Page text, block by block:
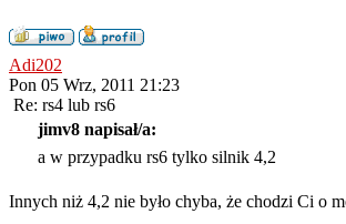
Adi202
Pon 05 Wrz, 2011 21:23
Re: rs4 lub rs6
jimv8 napisał/a:
a w przypadku rs6 tylko silnik 4,2
Innych niż 4,2 nie było chyba, że chodzi Ci o